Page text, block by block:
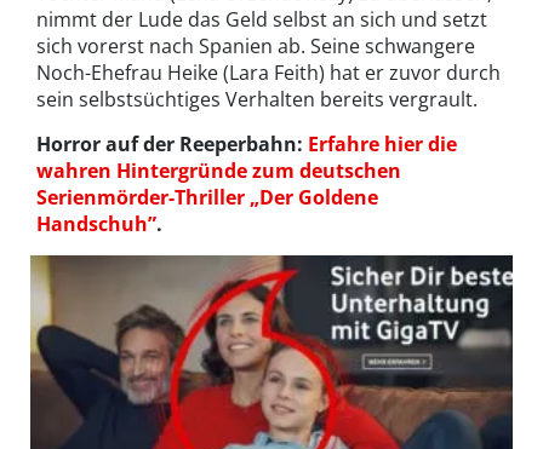
nimmt der Lude das Geld selbst an sich und setzt
sich vorerst nach Spanien ab. Seine schwangere
Noch-Ehefrau Heike (Lara Feith) hat er zuvor durch
sein selbstsüchtiges Verhalten bereits vergrault.
Horror auf der Reeperbahn: Erfahre hier die
wahren Hintergründe zum deutschen
Serienmörder-Thriller „Der Goldene
Handschuh”.